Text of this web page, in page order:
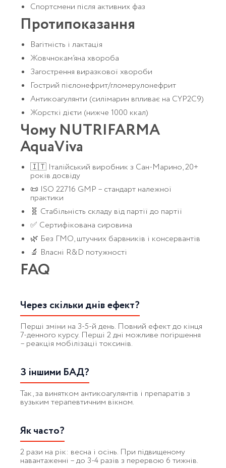
Спортсмени після активних фаз
Протипоказання
Вагітність і лактація
Жовчнокам’яна хвороба
Загострення виразкової хвороби
Гострий пієлонефрит/гломерулонефрит
Антикоагулянти (силімарин впливає на CYP2C9)
Жорсткі дієти (нижче 1000 ккал)
Чому NUTRIFARMA
AquaViva
🇮🇹 Італійський виробник з Сан-Марино, 20+
років досвіду
📜 ISO 22716 GMP – стандарт належної
практики
🧬 Стабільність складу від партії до партії
✅ Сертифікована сировина
🌿 Без ГМО, штучних барвників і консервантів
🔬 Власні R&D потужності
FAQ
Через скільки днів ефект?
Перші зміни на 3-5-й день. Повний ефект до кінця
7-денного курсу. Перші 2 дні можливе погіршення
– реакція мобілізації токсинів.
З іншими БАД?
Так, за винятком антикоагулянтів і препаратів з
вузьким терапевтичним вікном.
Як часто?
2 рази на рік: весна і осінь. При підвищеному
навантаженні – до 3-4 разів з перервою 6 тижнів.